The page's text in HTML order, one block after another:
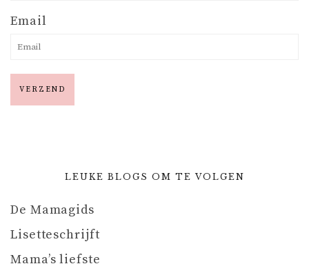
Email
LEUKE BLOGS OM TE VOLGEN
De Mamagids
Lisetteschrijft
Mama’s liefste